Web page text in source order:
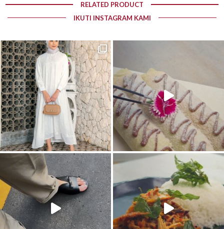
RELATED PRODUCT
IKUTI INSTAGRAM KAMI